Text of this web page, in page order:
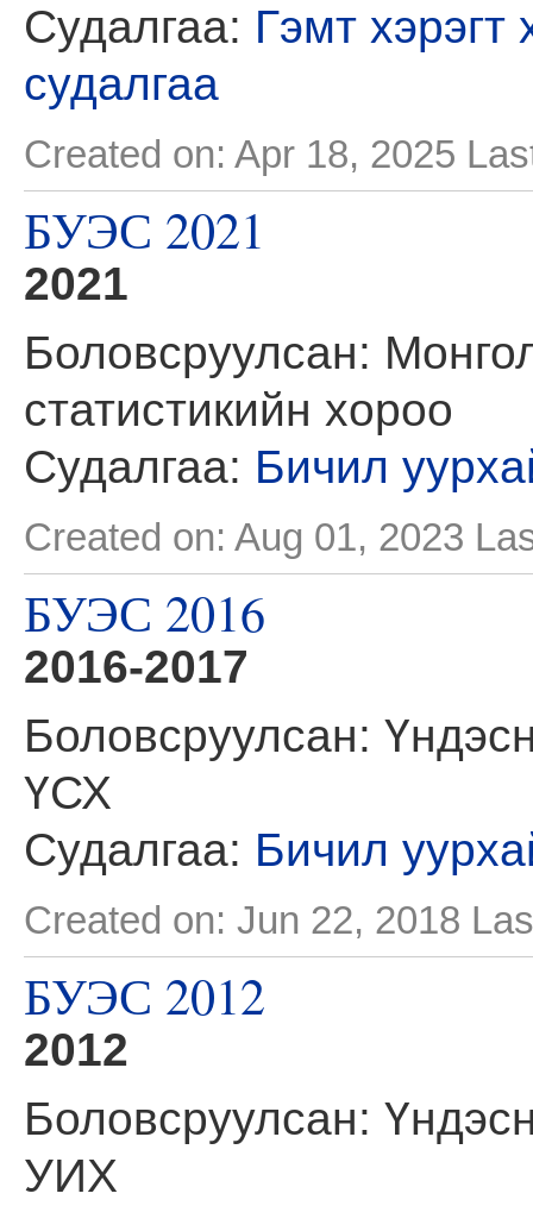
Судалгаа: Гэмт
судалгаа
Created on: Apr 18, 2025
БУЭС 2021
2021
Боловсруулсан:
статистикийн хороо
Судалгаа: Бичил
Created on: Aug 01, 2023
БУЭС 2016
2016-2017
Боловсруулсан:
ҮСХ
Судалгаа: Бичил
Created on: Jun 22, 2018
БУЭС 2012
2012
Боловсруулсан:
УИХ